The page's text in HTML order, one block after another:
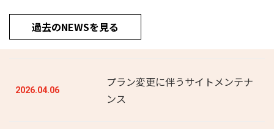
過去のNEWSを見る
2026.04.06
プラン変更に伴うサイトメンテナ
ンス